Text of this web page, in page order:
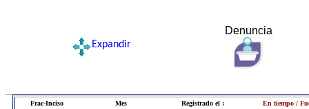
Denuncia
Expandir
Frac-Inciso Mes Registrado el : En tiempo /